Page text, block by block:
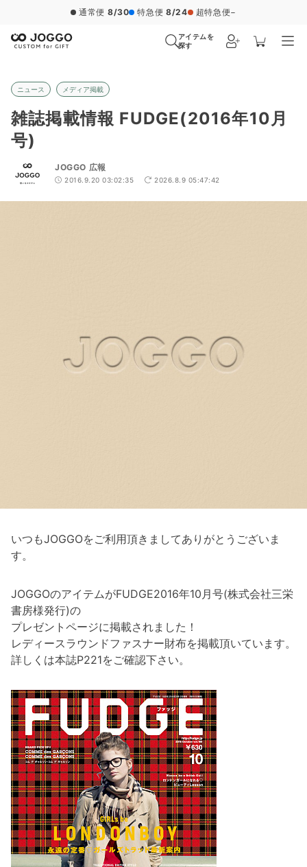
通常便 8/30 特急便 8/24 超特急便−
アイテムを
探す
ニュース メディア掲載
雑誌掲載情報 FUDGE(2016年10月
号)
JOGGO 広報
2016.9.20 03:02:35 2026.8.9 05:47:42
いつもJOGGOをご利用頂きましてありがとうございま
す。
JOGGOのアイテムがFUDGE2016年10月号(株式会社三栄
書房様発行)の
プレゼントページに掲載されました！
レディースラウンドファスナー財布を掲載頂いています。
詳しくは本誌P221をご確認下さい。